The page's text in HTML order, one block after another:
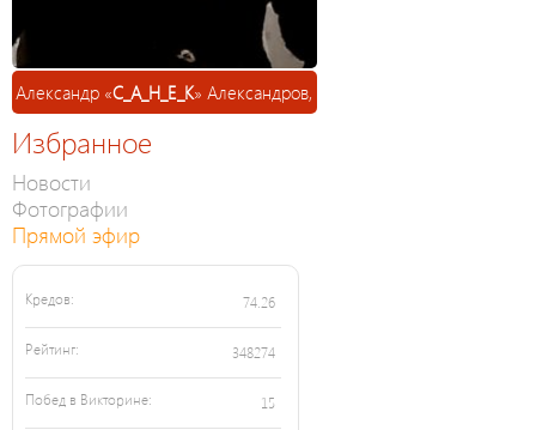
Александр «С_А_Н_Е_К» Александров,
Избранное
Новости
Фотографии
Прямой эфир
Кредов: 74.26
Рейтинг: 348274
Побед в Викторине: 15